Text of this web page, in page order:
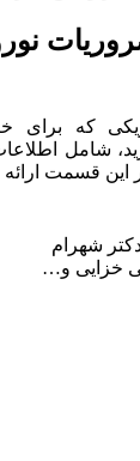
که برای
شامل
این قسمت
شهرام
خزایی و…